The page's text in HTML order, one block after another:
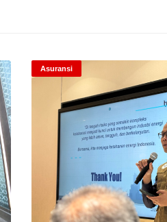
Asuransi